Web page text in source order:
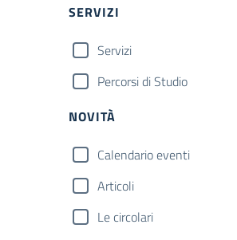
SERVIZI
Servizi
Percorsi di Studio
NOVITÀ
Calendario eventi
Articoli
Le circolari